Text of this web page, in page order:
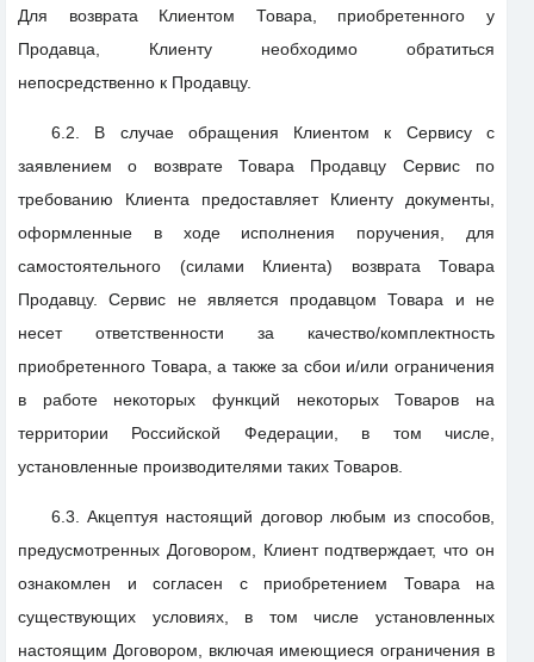
Для возврата Клиентом Товара, приобретенного у
Продавца, Клиенту необходимо обратиться
непосредственно к Продавцу.
6.2. В случае обращения Клиентом к Сервису с
заявлением о возврате Товара Продавцу Сервис по
требованию Клиента предоставляет Клиенту документы,
оформленные в ходе исполнения поручения, для
самостоятельного (силами Клиента) возврата Товара
Продавцу. Сервис не является продавцом Товара и не
несет ответственности за качество/комплектность
приобретенного Товара, а также за сбои и/или ограничения
в работе некоторых функций некоторых Товаров на
территории Российской Федерации, в том числе,
установленные производителями таких Товаров.
6.3. Акцептуя настоящий договор любым из способов,
предусмотренных Договором, Клиент подтверждает, что он
ознакомлен и согласен с приобретением Товара на
существующих условиях, в том числе установленных
настоящим Договором, включая имеющиеся ограничения в